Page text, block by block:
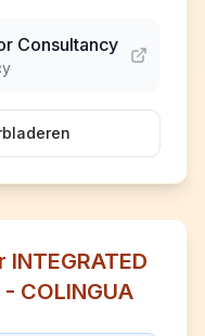
Consultancy
- COLINGUA